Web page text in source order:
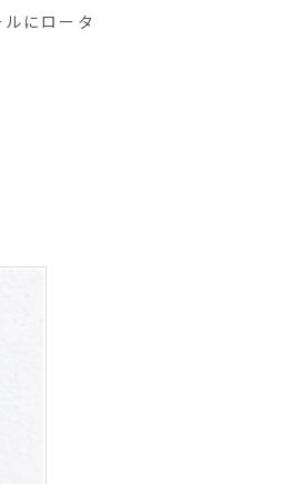
にロータ